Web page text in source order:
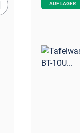
AUF LAGER